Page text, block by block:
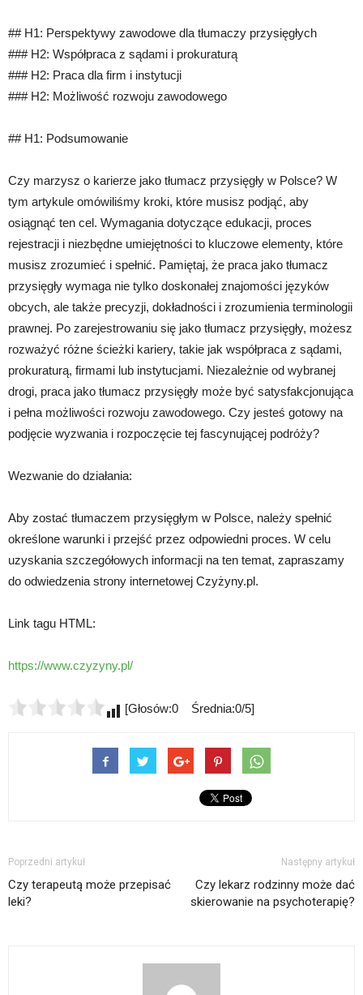
## H1: Perspektywy zawodowe dla tłumaczy przysięgłych
### H2: Współpraca z sądami i prokuraturą
### H2: Praca dla firm i instytucji
### H2: Możliwość rozwoju zawodowego
## H1: Podsumowanie
Czy marzysz o karierze jako tłumacz przysięgły w Polsce? W
tym artykule omówiliśmy kroki, które musisz podjąć, aby
osiągnąć ten cel. Wymagania dotyczące edukacji, proces
rejestracji i niezbędne umiejętności to kluczowe elementy, które
musisz zrozumieć i spełnić. Pamiętaj, że praca jako tłumacz
przysięgły wymaga nie tylko doskonałej znajomości języków
obcych, ale także precyzji, dokładności i zrozumienia terminologii
prawnej. Po zarejestrowaniu się jako tłumacz przysięgły, możesz
rozważyć różne ścieżki kariery, takie jak współpraca z sądami,
prokuraturą, firmami lub instytucjami. Niezależnie od wybranej
drogi, praca jako tłumacz przysięgły może być satysfakcjonująca
i pełna możliwości rozwoju zawodowego. Czy jesteś gotowy na
podjęcie wyzwania i rozpoczęcie tej fascynującej podróży?
Wezwanie do działania:
Aby zostać tłumaczem przysięgłym w Polsce, należy spełnić
określone warunki i przejść przez odpowiedni proces. W celu
uzyskania szczegółowych informacji na ten temat, zapraszamy
do odwiedzenia strony internetowej Czyżyny.pl.
Link tagu HTML:
https://www.czyzyny.pl/
[Głosów:0 Średnia:0/5]
Poprzedni artykuł
Czy terapeutą może przepisać
leki?
Następny artykuł
Czy lekarz rodzinny może dać
skierowanie na psychoterapię?